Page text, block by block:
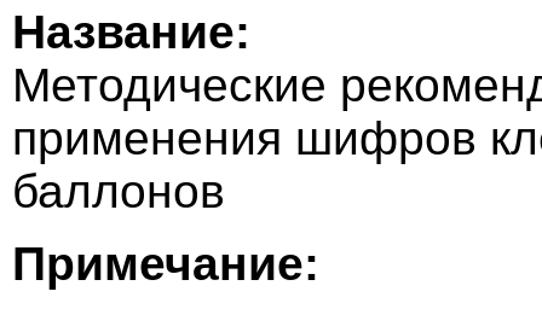
Название:
Методические
применения шифров
баллонов
Примечание: